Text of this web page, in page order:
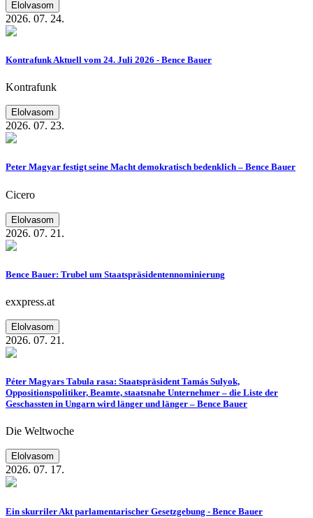
Elolvasom
2026. 07. 24.
Kontrafunk Aktuell vom 24. Juli 2026 - Bence Bauer
Kontrafunk
Elolvasom
2026. 07. 23.
Peter Magyar festigt seine Macht demokratisch bedenklich – Bence Bauer
Cicero
Elolvasom
2026. 07. 21.
Bence Bauer: Trubel um Staatspräsidentennominierung
exxpress.at
Elolvasom
2026. 07. 21.
Péter Magyars Tabula rasa: Staatspräsident Tamás Sulyok,
Oppositionspolitiker, Beamte, staatsnahe Unternehmer – die Liste der
Geschassten in Ungarn wird länger und länger – Bence Bauer
Die Weltwoche
Elolvasom
2026. 07. 17.
Ein skurriler Akt parlamentarischer Gesetzgebung - Bence Bauer